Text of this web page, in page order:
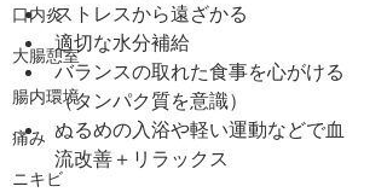
口内炎
大腸憩室
腸内環境
痛み
ニキビ
ストレスから遠ざかる
適切な水分補給
バランスの取れた食事を心がける
（タンパク質を意識）
ぬるめの入浴や軽い運動などで血
流改善＋リラックス